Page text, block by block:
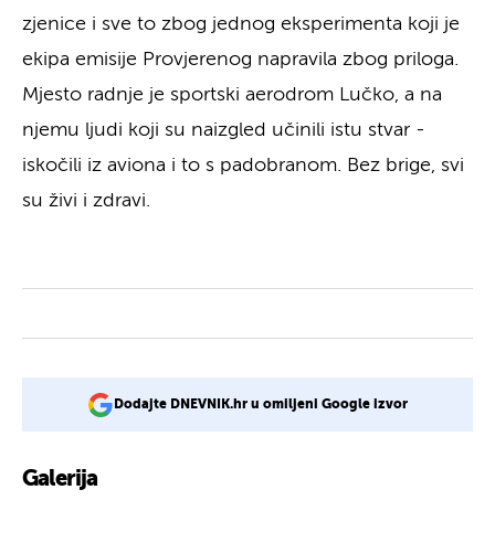
zjenice i sve to zbog jednog eksperimenta koji je
ekipa emisije Provjerenog napravila zbog priloga.
Mjesto radnje je sportski aerodrom Lučko, a na
njemu ljudi koji su naizgled učinili istu stvar -
iskočili iz aviona i to s padobranom. Bez brige, svi
su živi i zdravi.
Dodajte DNEVNIK.hr u omiljeni Google izvor
Galerija